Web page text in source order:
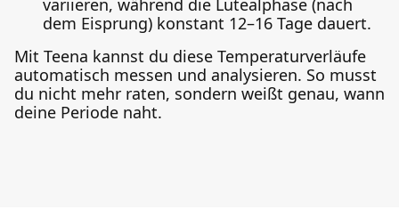
dem Eisprung) konstant 12–16 Tage dauert.
Mit Teena kannst du diese Temperaturverläufe
automatisch messen und analysieren. So musst
du nicht mehr raten, sondern weißt genau, wann
deine Periode naht.